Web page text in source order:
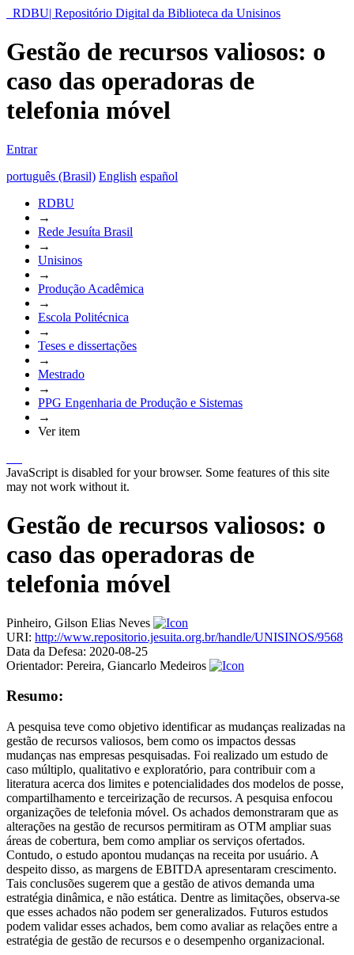
RDBU| Repositório Digital da Biblioteca da Unisinos
Gestão de recursos valiosos: o
caso das operadoras de
telefonia móvel
Entrar
português (Brasil) English español
RDBU
→
Rede Jesuíta Brasil
→
Unisinos
→
Produção Acadêmica
→
Escola Politécnica
→
Teses e dissertações
→
Mestrado
→
PPG Engenharia de Produção e Sistemas
→
Ver item
JavaScript is disabled for your browser. Some features of this site
may not work without it.
Gestão de recursos valiosos: o
caso das operadoras de
telefonia móvel
Pinheiro, Gilson Elias Neves
URI: http://www.repositorio.jesuita.org.br/handle/UNISINOS/9568
Data da Defesa: 2020-08-25
Orientador: Pereira, Giancarlo Medeiros
Resumo:
A pesquisa teve como objetivo identificar as mudanças realizadas na
gestão de recursos valiosos, bem como os impactos dessas
mudanças nas empresas pesquisadas. Foi realizado um estudo de
caso múltiplo, qualitativo e exploratório, para contribuir com a
literatura acerca dos limites e potencialidades dos modelos de posse,
compartilhamento e terceirização de recursos. A pesquisa enfocou
organizações de telefonia móvel. Os achados demonstraram que as
alterações na gestão de recursos permitiram as OTM ampliar suas
áreas de cobertura, bem como ampliar os serviços ofertados.
Contudo, o estudo apontou mudanças na receita por usuário. A
despeito disso, as margens de EBITDA apresentaram crescimento.
Tais conclusões sugerem que a gestão de ativos demanda uma
estratégia dinâmica, e não estática. Dentre as limitações, observa-se
que esses achados não podem ser generalizados. Futuros estudos
podem validar esses achados, bem como avaliar as relações entre a
estratégia de gestão de recursos e o desempenho organizacional.